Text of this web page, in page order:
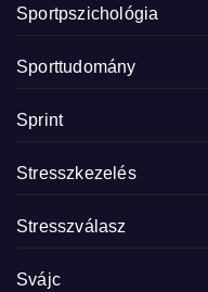
Sportpszichológia
Sporttudomány
Sprint
Stresszkezelés
Stresszválasz
Svájc